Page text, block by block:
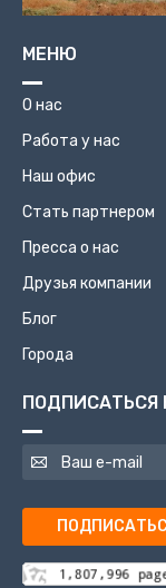
МЕНЮ
О нас
Работа у нас
Наш офис
Стать партнером
Пресса о нас
Друзья компании
Блог
Города
ПОДПИСАТЬСЯ